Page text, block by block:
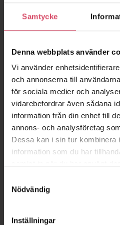
Samtycke
Denna webbplats använder
Vi använder
och annonserna till
för sociala medier och
vidarebefordrar även sådana
information från din enhet till
annons- och analysföretag
Dessa kan i sin tur kombinera
information som du har
Nödvändig
Inställningar